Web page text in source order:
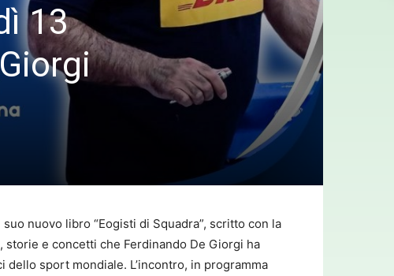
13
nuovo libro “Eogisti di Squadra”, scritto con la
e concetti che Ferdinando De Giorgi ha
sport mondiale. L’incontro, in programma